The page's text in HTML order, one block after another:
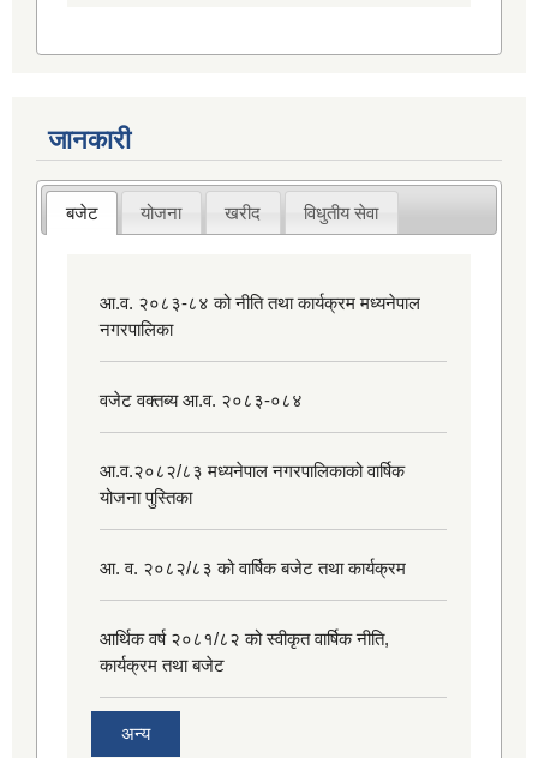
जानकारी
बजेट योजना खरीद विधुतीय सेवा
आ.व. २०८३-८४ को नीति तथा कार्यक्रम मध्यनेपाल
नगरपालिका
वजेट वक्तब्य आ.व. २०८३-०८४
आ.व.२०८२/८३ मध्यनेपाल नगरपालिकाको वार्षिक
योजना पुस्तिका
आ. व. २०८२/८३ को वार्षिक बजेट तथा कार्यक्रम
आर्थिक वर्ष २०८१/८२ को स्वीकृत वार्षिक नीति,
कार्यक्रम तथा बजेट
अन्य